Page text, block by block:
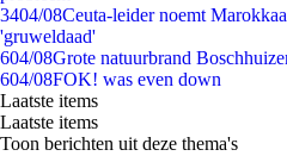
3404/08Ceuta-leider noemt
'gruweldaad'
604/08Grote natuurbrand
604/08FOK! was even down
Laatste items
Laatste items
Toon berichten uit deze thema's